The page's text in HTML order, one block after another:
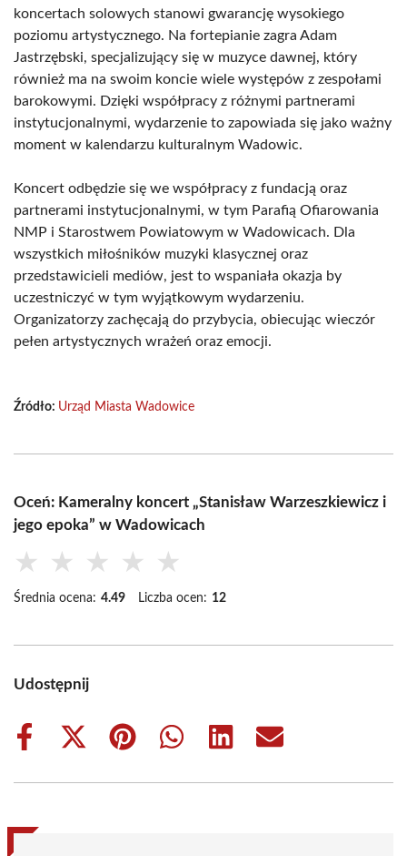
koncertach solowych stanowi gwarancję wysokiego
poziomu artystycznego. Na fortepianie zagra Adam
Jastrzębski, specjalizujący się w muzyce dawnej, który
również ma na swoim koncie wiele występów z zespołami
barokowymi. Dzięki współpracy z różnymi partnerami
instytucjonalnymi, wydarzenie to zapowiada się jako ważny
moment w kalendarzu kulturalnym Wadowic.
Koncert odbędzie się we współpracy z fundacją oraz
partnerami instytucjonalnymi, w tym Parafią Ofiarowania
NMP i Starostwem Powiatowym w Wadowicach. Dla
wszystkich miłośników muzyki klasycznej oraz
przedstawicieli mediów, jest to wspaniała okazja by
uczestniczyć w tym wyjątkowym wydarzeniu.
Organizatorzy zachęcają do przybycia, obiecując wieczór
pełen artystycznych wrażeń oraz emocji.
Źródło: Urząd Miasta Wadowice
Oceń: Kameralny koncert „Stanisław Warzeszkiewicz i
jego epoka” w Wadowicach
★ ★ ★ ★ ★
Średnia ocena: 4.49 Liczba ocen: 12
Udostępnij
Share
Share
(Twitter)
Share
Share
Share
Share